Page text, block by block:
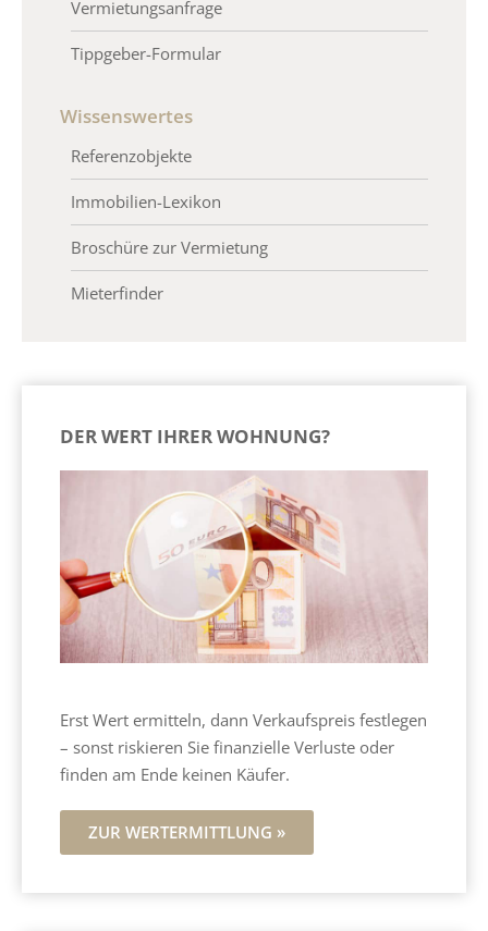
Vermietungsanfrage
Tippgeber-Formular
Wissenswertes
Referenzobjekte
Immobilien-Lexikon
Broschüre zur Vermietung
Mieterfinder
DER WERT IHRER WOHNUNG?
Erst Wert ermitteln, dann Verkaufspreis festlegen
– sonst riskieren Sie finanzielle Verluste oder
finden am Ende keinen Käufer.
ZUR WERTERMITTLUNG »